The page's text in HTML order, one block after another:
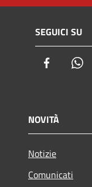
SEGUICI SU
Facebook
NOVITÀ
Notizie
Comunicati